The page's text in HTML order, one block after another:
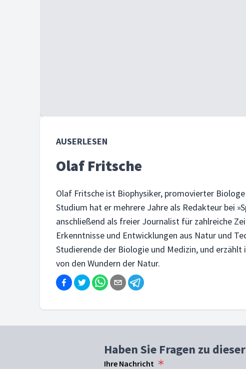
AUSERLESEN
Olaf Fritsche
Olaf Fritsche ist Biophysiker, promovierter
Studium hat er mehrere Jahre als Redakteur bei
anschließend als freier Journalist für zahlreiche
Erkenntnisse und Entwicklungen aus Natur und
Studierende der Biologie und Medizin, und
von den Wundern der Natur.
Haben Sie Fragen zu
Ihre Nachricht